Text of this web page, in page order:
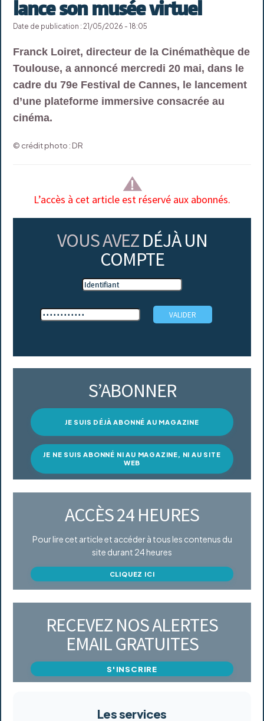
lance son musée virtuel
Date de publication : 21/05/2026 - 18:05
Franck Loiret, directeur de la Cinémathèque de
Toulouse, a annoncé mercredi 20 mai, dans le
cadre du 79e Festival de Cannes, le lancement
d’une plateforme immersive consacrée au
cinéma.
© crédit photo : DR
L’accès à cet article est réservé aux abonnés.
VOUS AVEZ DÉJÀ UN
COMPTE
S’ABONNER
JE SUIS DÉJÀ ABONNÉ AU MAGAZINE
JE NE SUIS ABONNÉ NI AU MAGAZINE, NI AU SITE
WEB
ACCÈS 24 HEURES
Pour lire cet article et accéder à tous les contenus du
site durant 24 heures
CLIQUEZ ICI
RECEVEZ NOS ALERTES
EMAIL GRATUITES
S'INSCRIRE
Les services